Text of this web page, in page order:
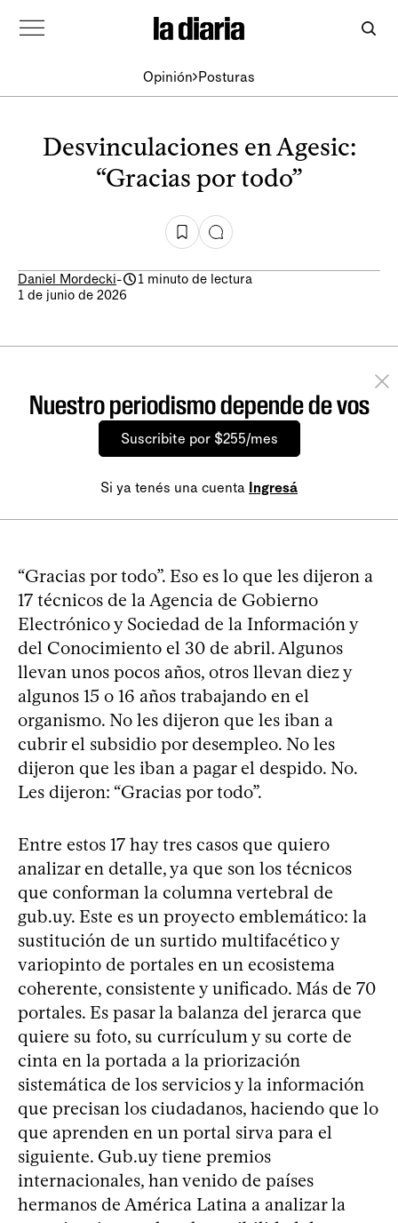
Opinión Posturas
Desvinculaciones en Agesic:
“Gracias por todo”
Daniel Mordecki-
1 minuto de lectura
1 de junio de 2026
Nuestro periodismo depende de vos
Suscribite por $255/mes
Si ya tenés una cuenta Ingresá
“Gracias por todo”. Eso es lo que les dijeron a
17 técnicos de la Agencia de Gobierno
Electrónico y Sociedad de la Información y
del Conocimiento el 30 de abril. Algunos
llevan unos pocos años, otros llevan diez y
algunos 15 o 16 años trabajando en el
organismo. No les dijeron que les iban a
cubrir el subsidio por desempleo. No les
dijeron que les iban a pagar el despido. No.
Les dijeron: “Gracias por todo”.
Entre estos 17 hay tres casos que quiero
analizar en detalle, ya que son los técnicos
que conforman la columna vertebral de
gub.uy. Este es un proyecto emblemático: la
sustitución de un surtido multifacético y
variopinto de portales en un ecosistema
coherente, consistente y unificado. Más de 70
portales. Es pasar la balanza del jerarca que
quiere su foto, su currículum y su corte de
cinta en la portada a la priorización
sistemática de los servicios y la información
que precisan los ciudadanos, haciendo que lo
que aprenden en un portal sirva para el
siguiente. Gub.uy tiene premios
internacionales, han venido de países
hermanos de América Latina a analizar la